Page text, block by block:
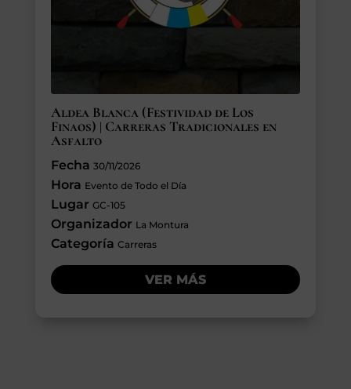
Aldea Blanca (Festividad de Los
Finaos) | Carreras Tradicionales en
Asfalto
Fecha 30/11/2026
Hora Evento de Todo el Día
Lugar GC-105
Organizador La Montura
Categoría Carreras
VER MÁS